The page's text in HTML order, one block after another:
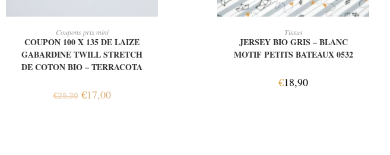
Coupons prix mini
COUPON 100 X 135 DE LAIZE
GABARDINE TWILL STRETCH
DE COTON BIO – TERRACOTA
€25,30 €17,00
Tissus
JERSEY BIO GRIS – BLANC
MOTIF PETITS BATEAUX 0532
€18,90